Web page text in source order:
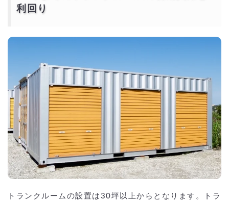
利回り
トランクルームの設置は30坪以上からとなります。トラ